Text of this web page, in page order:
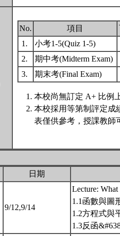
No. 項目
1.
小考1-5(Quiz 1-5)
2.
期中考(Midterm Exam)
3.
期末考(Final Exam)
本校尚無訂定 A+ 比例
本校採用等第制評定成
表僅供參考，授課教師
日期
9/12,9/14
Lecture: What
1.1函數與圖
1.2方程式與
1.3反函